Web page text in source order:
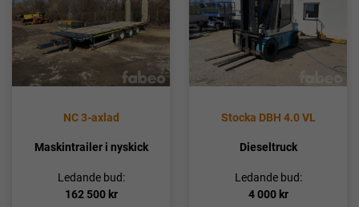
NC 3-axlad
Maskintrailer i nyskick
Ledande bud:
162 500 kr
Stocka DBH 4.0 VL
Dieseltruck
Ledande bud:
4 000 kr